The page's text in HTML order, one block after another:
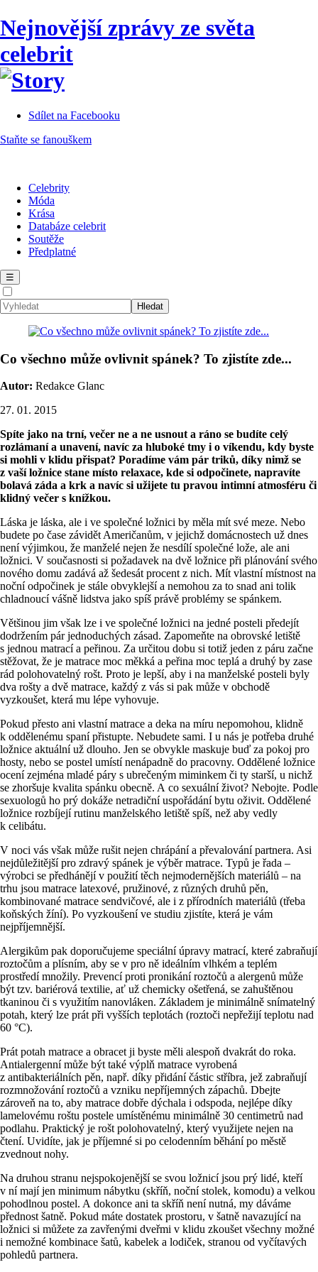
Nejnovější zprávy ze světa
celebrit
Sdílet na Facebooku
Staňte se fanouškem
Celebrity
Móda
Krása
Databáze celebrit
Soutěže
Předplatné
☰
Co všechno může ovlivnit spánek? To zjistíte zde...
Autor: Redakce Glanc
27. 01. 2015
Spíte jako na trní, večer ne a ne usnout a ráno se budíte celý
rozlámaní a unavení, navíc za hluboké tmy i o víkendu, kdy byste
si mohli v klidu přispat? Poradíme vám pár triků, díky nimž se
z vaší ložnice stane místo relaxace, kde si odpočinete, napravíte
bolavá záda a krk a navíc si užijete tu pravou intimní atmosféru či
klidný večer s knížkou.
Láska je láska, ale i ve společné ložnici by měla mít své meze. Nebo
budete po čase závidět Američanům, v jejichž domácnostech už dnes
není výjimkou, že manželé nejen že nesdílí společné lože, ale ani
ložnici. V současnosti si požadavek na dvě ložnice při plánování svého
nového domu zadává až šedesát procent z nich. Mít vlastní místnost na
noční odpočinek je stále obvyklejší a nemohou za to snad ani tolik
chladnoucí vášně lidstva jako spíš právě problémy se spánkem.
Většinou jim však lze i ve společné ložnici na jedné posteli předejít
dodržením pár jednoduchých zásad. Zapomeňte na obrovské letiště
s jednou matrací a peřinou. Za určitou dobu si totiž jeden z páru začne
stěžovat, že je matrace moc měkká a peřina moc teplá a druhý by zase
rád polohovatelný rošt. Proto je lepší, aby i na manželské posteli byly
dva rošty a dvě matrace, každý z vás si pak může v obchodě
vyzkoušet, která mu lépe vyhovuje.
Pokud přesto ani vlastní matrace a deka na míru nepomohou, klidně
k oddělenému spaní přistupte. Nebudete sami. I u nás je potřeba druhé
ložnice aktuální už dlouho. Jen se obvykle maskuje buď za pokoj pro
hosty, nebo se postel umístí nenápadně do pracovny. Oddělené ložnice
ocení zejména mladé páry s ubrečeným miminkem či ty starší, u nichž
se zhoršuje kvalita spánku obecně. A co sexuální život? Nebojte. Podle
sexuologů ho prý dokáže netradiční uspořádání bytu oživit. Oddělené
ložnice rozbíjejí rutinu manželského letiště spíš, než aby vedly
k celibátu.
V noci vás však může rušit nejen chrápání a převalování partnera. Asi
nejdůležitější pro zdravý spánek je výběr matrace. Typů je řada –
výrobci se předhánějí v použití těch nejmodernějších materiálů – na
trhu jsou matrace latexové, pružinové, z různých druhů pěn,
kombinované matrace sendvičové, ale i z přírodních materiálů (třeba
koňských žíní). Po vyzkoušení ve studiu zjistíte, která je vám
nejpříjemnější.
Alergikům pak doporučujeme speciální úpravy matrací, které zabraňují
roztočům a plísním, aby se v pro ně ideálním vlhkém a teplém
prostředí množily. Prevencí proti pronikání roztočů a alergenů může
být tzv. bariérová textilie, ať už chemicky ošetřená, se zahuštěnou
tkaninou či s využitím nanovláken. Základem je minimálně snímatelný
potah, který lze prát při vyšších teplotách (roztoči nepřežijí teplotu nad
60 °C).
Prát potah matrace a obracet ji byste měli alespoň dvakrát do roka.
Antialergenní může být také výplň matrace vyrobená
z antibakteriálních pěn, např. díky přidání částic stříbra, jež zabraňují
rozmnožování roztočů a vzniku nepříjemných zápachů. Dbejte
zároveň na to, aby matrace dobře dýchala i odspoda, nejlépe díky
lamelovému roštu postele umístěnému minimálně 30 centimetrů nad
podlahu. Praktický je rošt polohovatelný, který využijete nejen na
čtení. Uvidíte, jak je příjemné si po celodenním běhání po městě
zvednout nohy.
Na druhou stranu nejspokojenější se svou ložnicí jsou prý lidé, kteří
v ní mají jen minimum nábytku (skříň, noční stolek, komodu) a velkou
pohodlnou postel. A dokonce ani ta skříň není nutná, my dáváme
přednost šatně. Pokud máte dostatek prostoru, v šatně navazující na
ložnici si můžete za zavřenými dveřmi v klidu zkoušet všechny možné
i nemožné kombinace šatů, kabelek a lodiček, stranou od vyčítavých
pohledů partnera.